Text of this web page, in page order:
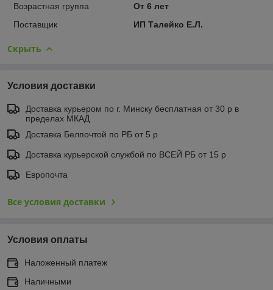
Возрастная группа
От 6 лет
Поставщик
ИП Талейко Е.Л.
Скрыть
Условия доставки
Доставка курьером по г. Минску бесплатная от 30 р в
пределах МКАД
Доставка Белпочтой по РБ от 5 р
Доставка курьерской службой по ВСЕЙ РБ от 15 р
Европочта
Все условия доставки
Условия оплаты
Наложенный платеж
Наличными